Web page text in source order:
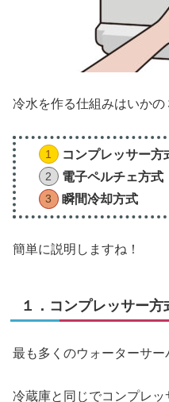
冷水を作る仕組みはいかの
コンプレッサー方
電子ペルチェ方式
瞬間冷却方式
簡単に説明しますね！
１．コンプレッサー方
最も多くのウォーターサー
冷蔵庫と同じでコンプレ